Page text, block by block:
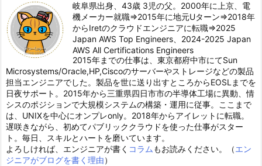
岐阜県出身、43歳 3児の父。2000年に上京、電
機メーカー就職⇒2015年に地元Uターン⇒2018年
からIretのクラウドエンジニアに転職⇒2025
Japan AWS Top Engineers、2024-2025 Japan
AWS All Certifications Engineers
2015年までの仕事は、東京都府中市にてSun
Microsystems/Oracle,HP,Ciscoのサーバーやストレージなどの製品
担当エンジニアでした。製品を世に送り出すところからEOSLまでを
日夜サポート。2015年から三重県四日市市の半導体工場に異動、情
シスのポジションで大規模システムの構築・運用に従事。ここまで
は、UNIXを中心にオンプレonly。2018年からアイレットに転職。
遅咲きながら、初めてパブリッククラウドを使った仕事がスター
ト。毎日、スキルとハートを磨いています。
よろしければ、エンジニアが書く コラム もお読みください。（エン
ジニアがブログを書く理由）